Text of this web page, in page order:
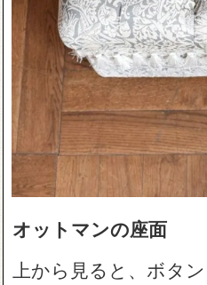
オットマンの座面
上から見ると、ボタ